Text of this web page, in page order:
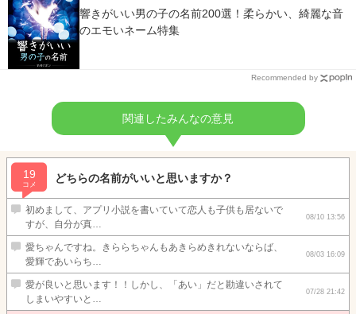
響きがいい男の子の名前200選！柔らかい、綺麗な音
のエモいネーム特集
Recommended by
関連したみんなの意見
19
コメ
どちらの名前がいいと思いますか？
初めまして、アプリ小説を書いていて恋人も子供も居ないで
すが、自分が真…
08/10 13:56
愛ちゃんですね。きららちゃんもあきらめきれないならば、
愛輝であいらち…
08/03 16:09
愛が良いと思います！！しかし、「あい」だと勘違いされて
しまいやすいと…
07/28 21:42